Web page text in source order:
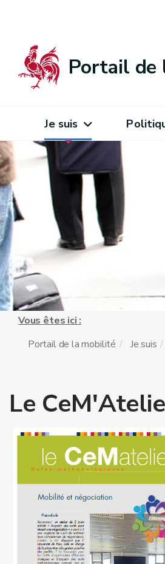
Portail de
Je suis
Vous êtes ici :
Portail de la mobilité
Je suis
Le